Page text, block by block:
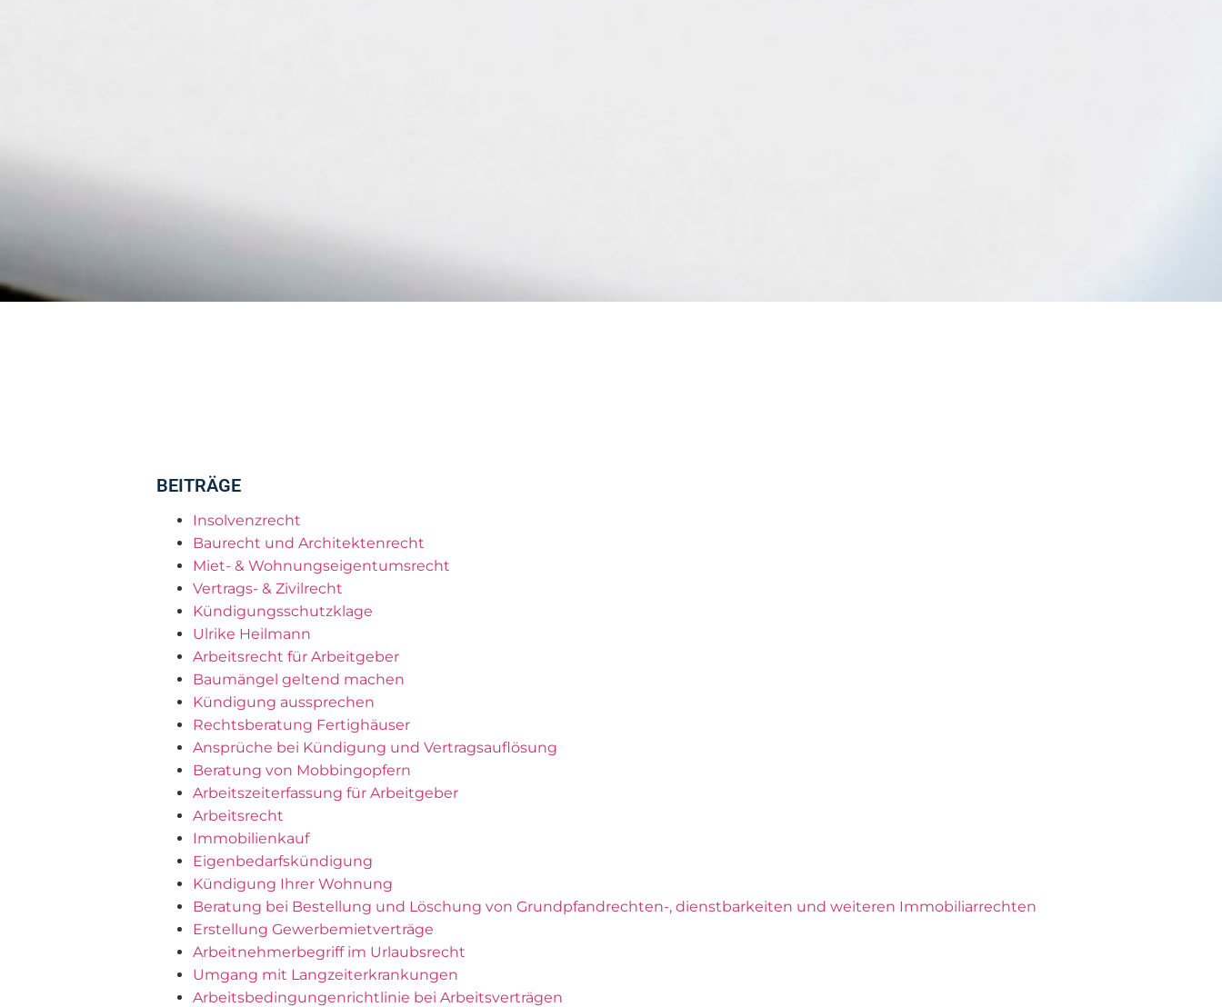
BEITRÄGE
Insolvenzrecht
Baurecht und Architektenrecht
Miet- & Wohnungseigentumsrecht
Vertrags- & Zivilrecht
Kündigungsschutzklage
Ulrike Heilmann
Arbeitsrecht für Arbeitgeber
Baumängel geltend machen
Kündigung aussprechen
Rechtsberatung Fertighäuser
Ansprüche bei Kündigung und Vertragsauflösung
Beratung von Mobbingopfern
Arbeitszeiterfassung für Arbeitgeber
Arbeitsrecht
Immobilienkauf
Eigenbedarfskündigung
Kündigung Ihrer Wohnung
Beratung bei Bestellung und Löschung von Grundpfandrechten-, dienstbarkeiten und weiteren Immobiliarrechten
Erstellung Gewerbemietverträge
Arbeitnehmerbegriff im Urlaubsrecht
Umgang mit Langzeiterkrankungen
Arbeitsbedingungenrichtlinie bei Arbeitsverträgen